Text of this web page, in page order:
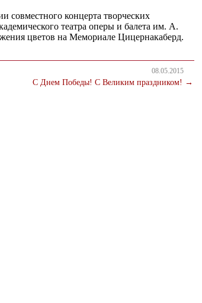
совместного концерта творческих
театра оперы и балета им. А.
цветов на Мемориале Цицернакаберд.
08.05.2015
С Днем Победы! С Великим праздником! →